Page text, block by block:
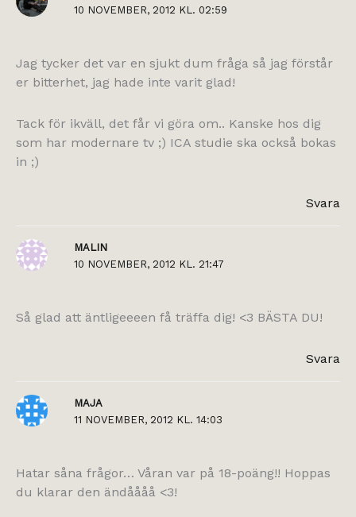
10 NOVEMBER, 2012 KL. 02:59
Jag tycker det var en sjukt dum fråga så jag förstår
er bitterhet, jag hade inte varit glad!
Tack för ikväll, det får vi göra om.. Kanske hos dig
som har modernare tv ;) ICA studie ska också bokas
in ;)
Svara
MALIN
10 NOVEMBER, 2012 KL. 21:47
Så glad att äntligeeeen få träffa dig! <3 BÄSTA DU!
Svara
MAJA
11 NOVEMBER, 2012 KL. 14:03
Hatar såna frågor… Våran var på 18-poäng!! Hoppas
du klarar den ändåååå <3!